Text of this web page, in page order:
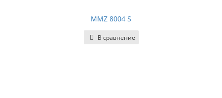
MMZ 8004 S
В сравнение